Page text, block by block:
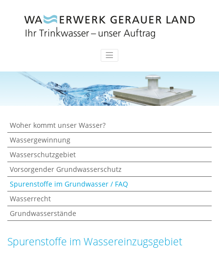
Woher kommt unser Wasser?
Wassergewinnung
Wasserschutzgebiet
Vorsorgender Grundwasserschutz
Spurenstoffe im Grundwasser / FAQ
Wasserrecht
Grundwasserstände
Spurenstoffe im Wassereinzugsgebiet